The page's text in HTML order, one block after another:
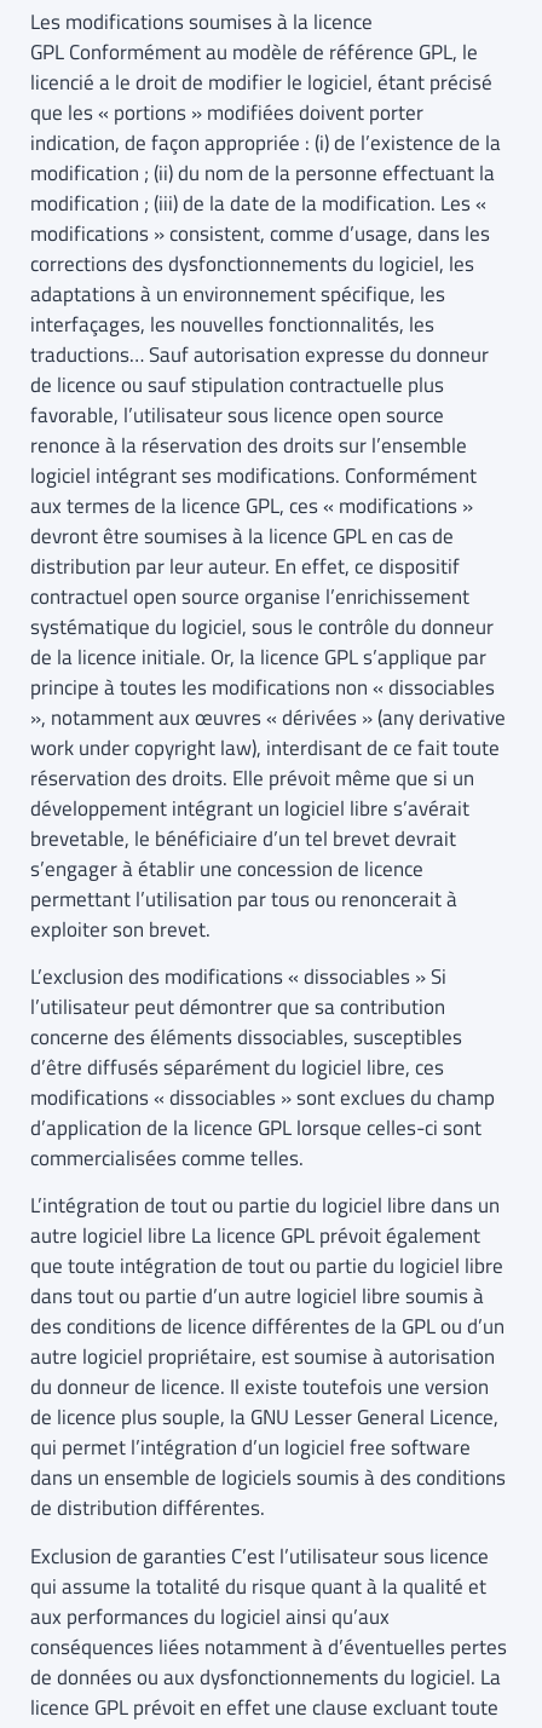
Les modifications soumises à la licence
GPL Conformément au modèle de référence GPL, le
licencié a le droit de modifier le logiciel, étant précisé
que les « portions » modifiées doivent porter
indication, de façon appropriée : (i) de l’existence de la
modification ; (ii) du nom de la personne effectuant la
modification ; (iii) de la date de la modification. Les «
modifications » consistent, comme d’usage, dans les
corrections des dysfonctionnements du logiciel, les
adaptations à un environnement spécifique, les
interfaçages, les nouvelles fonctionnalités, les
traductions… Sauf autorisation expresse du donneur
de licence ou sauf stipulation contractuelle plus
favorable, l’utilisateur sous licence open source
renonce à la réservation des droits sur l’ensemble
logiciel intégrant ses modifications. Conformément
aux termes de la licence GPL, ces « modifications »
devront être soumises à la licence GPL en cas de
distribution par leur auteur. En effet, ce dispositif
contractuel open source organise l’enrichissement
systématique du logiciel, sous le contrôle du donneur
de la licence initiale. Or, la licence GPL s’applique par
principe à toutes les modifications non « dissociables
», notamment aux œuvres « dérivées » (any derivative
work under copyright law), interdisant de ce fait toute
réservation des droits. Elle prévoit même que si un
développement intégrant un logiciel libre s’avérait
brevetable, le bénéficiaire d’un tel brevet devrait
s’engager à établir une concession de licence
permettant l’utilisation par tous ou renoncerait à
exploiter son brevet.
L’exclusion des modifications « dissociables » Si
l’utilisateur peut démontrer que sa contribution
concerne des éléments dissociables, susceptibles
d’être diffusés séparément du logiciel libre, ces
modifications « dissociables » sont exclues du champ
d’application de la licence GPL lorsque celles-ci sont
commercialisées comme telles.
L’intégration de tout ou partie du logiciel libre dans un
autre logiciel libre La licence GPL prévoit également
que toute intégration de tout ou partie du logiciel libre
dans tout ou partie d’un autre logiciel libre soumis à
des conditions de licence différentes de la GPL ou d’un
autre logiciel propriétaire, est soumise à autorisation
du donneur de licence. Il existe toutefois une version
de licence plus souple, la GNU Lesser General Licence,
qui permet l’intégration d’un logiciel free software
dans un ensemble de logiciels soumis à des conditions
de distribution différentes.
Exclusion de garanties C’est l’utilisateur sous licence
qui assume la totalité du risque quant à la qualité et
aux performances du logiciel ainsi qu’aux
conséquences liées notamment à d’éventuelles pertes
de données ou aux dysfonctionnements du logiciel. La
licence GPL prévoit en effet une clause excluant toute